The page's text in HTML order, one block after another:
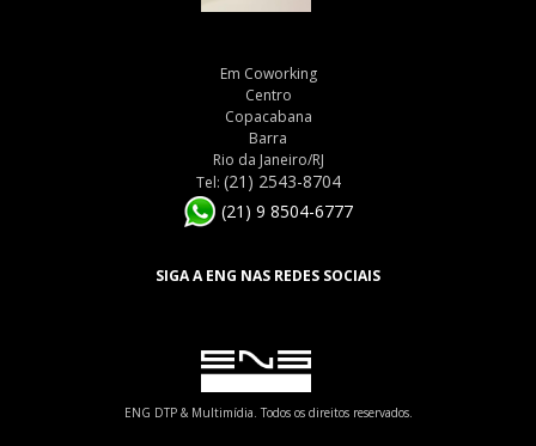
Em Coworking
Centro
Copacabana
Barra
Rio da Janeiro/RJ
Tel: (21) 2543-8704
(21) 9 8504-6777
SIGA A ENG NAS REDES SOCIAIS
ENG DTP & Multimídia. Todos os direitos reservados.